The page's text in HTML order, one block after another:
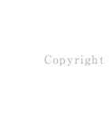
Copyright